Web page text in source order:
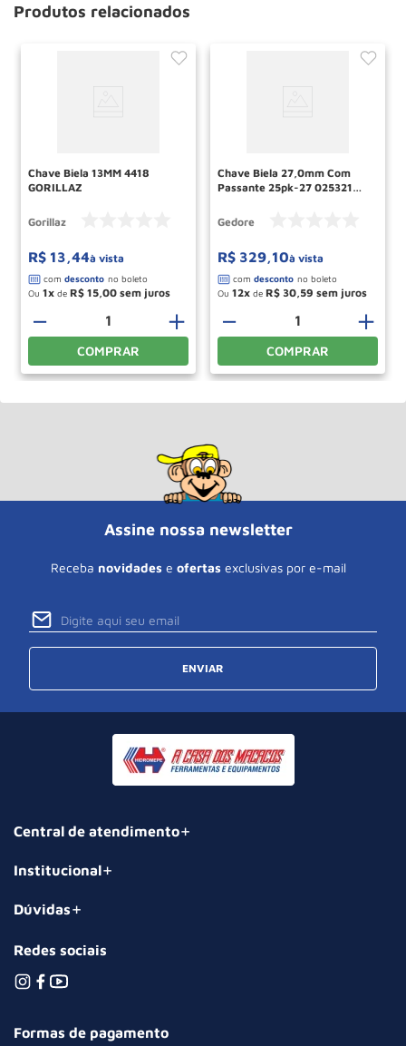
Produtos relacionados
Chave Biela 13MM 4418
GORILLAZ
Gorillaz
R$ 13,44à vista
Ou 1 de R$ 15,00
＋
－
COMPRAR
Chave Biela 27,0mm Com
Passante 25pk-27 025321
Gedore
R$ 329,10à vista
Ou 12 de R$ 30,59
＋
－
COMPRAR
Assine nossa newsletter
Receba novidades e ofertas exclusivas por e-mail
ENVIAR
Central de atendimento
Institucional
Dúvidas
Redes sociais
Formas de pagamento